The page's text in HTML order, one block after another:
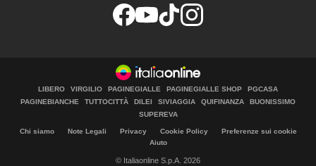
LIBERO VIRGILIO PAGINEGIALLE PAGINEGIALLE SHOP
PGCASA
PAGINEBIANCHE
TUTTOCITTÀ DILEI SIVIAGGIA QUIFINANZA
BUONISSIMO
SUPEREVA
Chi siamo Note Legali Privacy Cookie Policy
Preferenze sui cookie
Aiuto
© Italiaonline S.p.A. 2026